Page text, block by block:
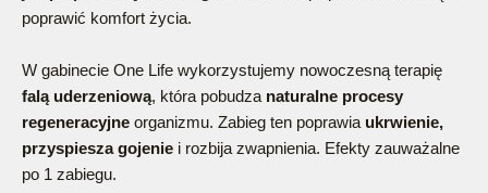
poprawić komfort życia.
W gabinecie One Life wykorzystujemy nowoczesną terapię
falą uderzeniową, która pobudza naturalne procesy
regeneracyjne organizmu. Zabieg ten poprawia ukrwienie,
przyspiesza gojenie i rozbija zwapnienia. Efekty zauważalne
po 1 zabiegu.